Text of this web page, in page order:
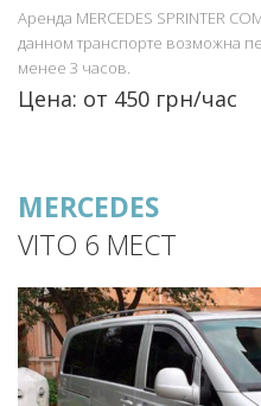
Аренда MERCEDES SPRINTER
данном транспорте возможна
менее 3 часов.
Цена: от 450 грн/час
MERCEDES
VITO 6 МЕСТ